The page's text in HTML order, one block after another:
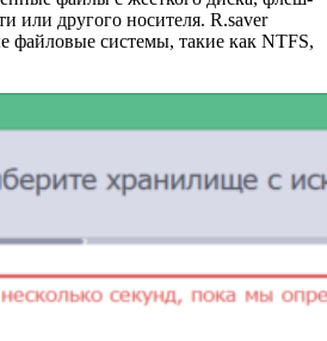
или другого носителя. R.saver
файловые системы, такие как NTFS,